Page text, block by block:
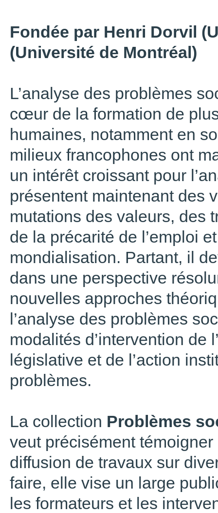
Fondée par Henri Dorvil
(Université de Montréal)
L’analyse des problèmes
cœur de la formation de
humaines, notamment en
milieux francophones ont
un intérêt croissant pour
présentent maintenant des
mutations des valeurs, des
de la précarité de l’emploi
mondialisation. Partant, il
dans une perspective
nouvelles approches
l’analyse des problèmes
modalités d’intervention de
législative et de l’action
problèmes.
La collection Problèmes
veut précisément
diffusion de travaux sur
faire, elle vise un large
les formateurs et les